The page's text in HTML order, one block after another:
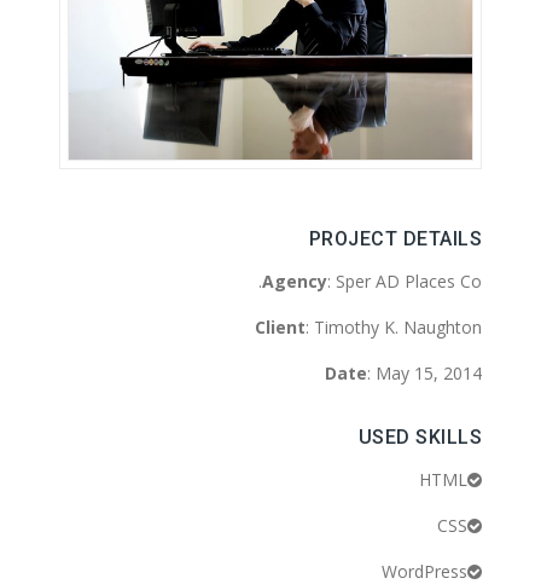
PROJECT DETAILS
Agency: Sper AD Places Co.
Client: Timothy K. Naughton
Date: May 15, 2014
USED SKILLS
HTML
CSS
WordPress